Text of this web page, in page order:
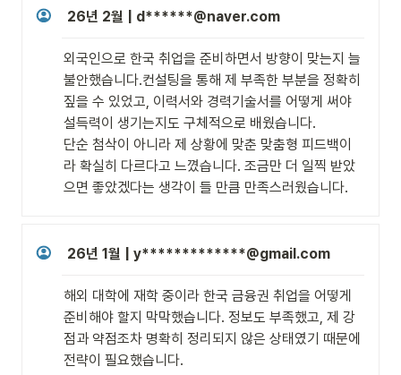
26년 2월 | d******@naver.com
외국인으로 한국 취업을 준비하면서 방향이 맞는지 늘
불안했습니다.컨설팅을 통해 제 부족한 부분을 정확히
짚을 수 있었고, 이력서와 경력기술서를 어떻게 써야
설득력이 생기는지도 구체적으로 배웠습니다.
단순 첨삭이 아니라 제 상황에 맞춘 맞춤형 피드백이
라 확실히 다르다고 느꼈습니다. 조금만 더 일찍 받았
으면 좋았겠다는 생각이 들 만큼 만족스러웠습니다.
26년 1월 | y*************@gmail.com
해외 대학에 재학 중이라 한국 금융권 취업을 어떻게
준비해야 할지 막막했습니다. 정보도 부족했고, 제 강
점과 약점조차 명확히 정리되지 않은 상태였기 때문에
전략이 필요했습니다.